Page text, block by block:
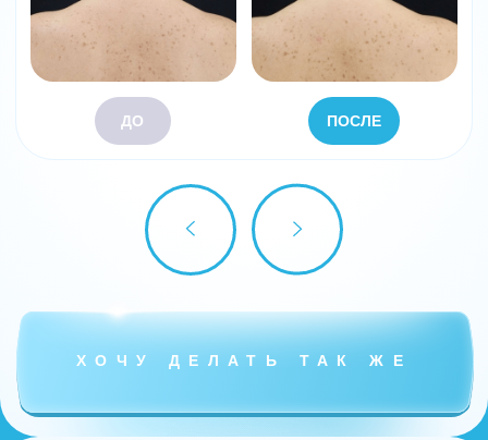
В какой интервал можно безопасно
проводить докоррекцию
Показания к процедуре
Противопоказания к процедуре
Пациенты высокой группы риска
развития осложнений
Осложнения: слабость в верхних конечностях,
болевой синдром после процедуры, тяжесть при
поднятии головы
Анатомические причины осложнений